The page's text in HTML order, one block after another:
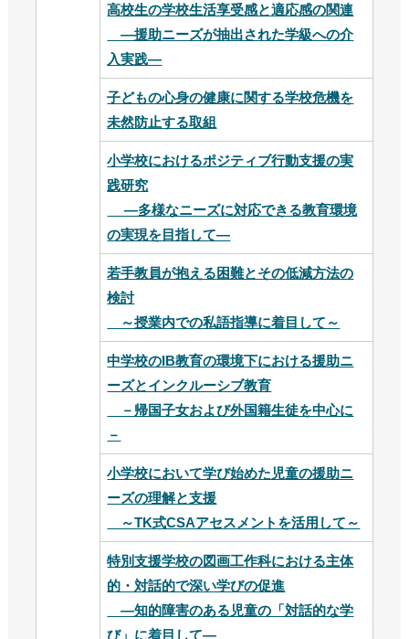
高校生の学校生活享受感と適応感の関連
―援助ニーズが抽出された学級への介
入実践―
子どもの心身の健康に関する学校危機を
未然防止する取組
小学校におけるポジティブ行動支援の実
践研究
―多様なニーズに対応できる教育環境
の実現を目指して―
若手教員が抱える困難とその低減方法の
検討
～授業内での私語指導に着目して～
中学校のIB教育の環境下における援助ニ
ーズとインクルーシブ教育
－帰国子女および外国籍生徒を中心に
－
小学校において学び始めた児童の援助ニ
ーズの理解と支援
～TK式CSAアセスメントを活用して～
特別支援学校の図画工作科における主体
的・対話的で深い学びの促進
―知的障害のある児童の「対話的な学
び」に着目して―